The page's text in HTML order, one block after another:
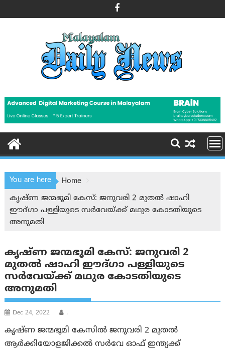
to
You are here
Home
കൃഷ്ണ ജന്മഭൂമി കേസ്: ജനുവരി 2 മുതൽ ഷാഹി
ഈദ്ഗാ പള്ളിയുടെ സർവേയ്ക്ക് മഥുര കോടതിയുടെ
അനുമതി
കൃഷ്ണ ജന്മഭൂമി കേസ്: ജനുവരി 2
മുതൽ ഷാഹി ഈദ്ഗാ പള്ളിയുടെ
സർവേയ്ക്ക് മഥുര കോടതിയുടെ
അനുമതി
Dec 24, 2022 .
കൃഷ്ണ ജന്മഭൂമി കേസിൽ ജനുവരി 2 മുതൽ
ആർക്കിയോളജിക്കൽ സർവേ ഓഫ് ഇന്ത്യക്ക്